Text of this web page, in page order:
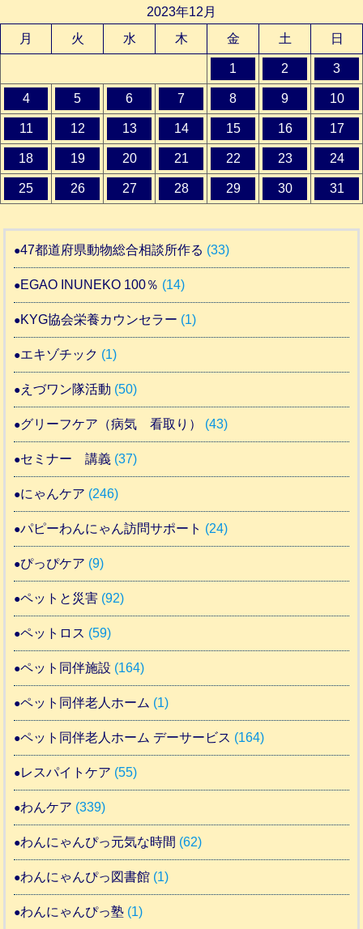
2023年12月
月
火 水 木 金 土 日
1 2 3
4 5 6 7 8 9 10
11 12 13 14 15 16 17
18 19 20 21 22 23 24
25 26 27 28 29 30 31
47都道府県動物総合相談所作る (33)
EGAO INUNEKO 100％ (14)
KYG協会栄養カウンセラー (1)
エキゾチック (1)
えづワン隊活動 (50)
グリーフケア（病気 看取り） (43)
セミナー 講義 (37)
にゃんケア (246)
パピーわんにゃん訪問サポート (24)
ぴっぴケア (9)
ペットと災害 (92)
ペットロス (59)
ペット同伴施設 (164)
ペット同伴老人ホーム (1)
ペット同伴老人ホーム デーサービス (164)
レスパイトケア (55)
わんケア (339)
わんにゃんぴっ元気な時間 (62)
わんにゃんぴっ図書館 (1)
わんにゃんぴっ塾 (1)